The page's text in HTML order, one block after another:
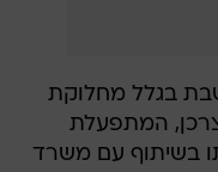
האתר מושבת בגלל מחלוקת
המתפעלת
בשיתוף עם משרד